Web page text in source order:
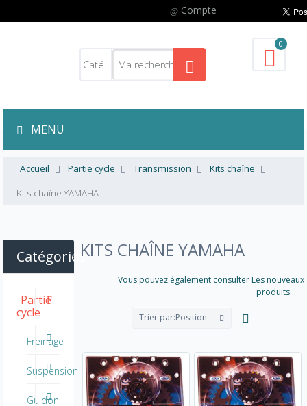
Compte
0
MENU
Accueil Partie cycle Transmission
Kits chaîne
Kits chaîne YAMAHA
KITS CHAÎNE YAMAHA
Vous pouvez également consulter Les nouveaux
produits..
Trier par:Position
Catégories
Partie
cycle
Freinage
Suspension
Guidon